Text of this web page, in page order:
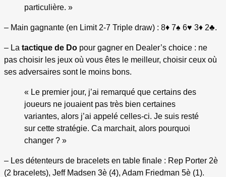
particulière. »
– Main gagnante (en Limit 2-7 Triple draw) : 8♦ 7♠ 6♥ 3♦ 2♣.
– La tactique de Do pour gagner en Dealer’s choice : ne
pas choisir les jeux où vous êtes le meilleur, choisir ceux où
ses adversaires sont le moins bons.
« Le premier jour, j’ai remarqué que certains des
joueurs ne jouaient pas très bien certaines
variantes, alors j’ai appelé celles-ci. Je suis resté
sur cette stratégie. Ca marchait, alors pourquoi
changer ? »
– Les détenteurs de bracelets en table finale : Rep Porter 2è
(2 bracelets), Jeff Madsen 3è (4), Adam Friedman 5è (1).